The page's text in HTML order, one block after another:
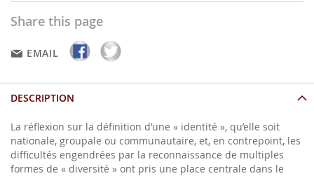
Share this page
EMAIL
DESCRIPTION
La réflexion sur la définition d’une « identité », qu’elle soit
nationale, groupale ou communautaire, et, en contrepoint, les
difficultés engendrées par la reconnaissance de multiples
formes de « diversité » ont pris une place centrale dans le